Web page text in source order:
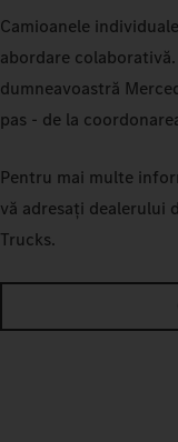
Camioanele
abordare
dumneavoastră
pas - de la
Pentru mai multe
vă adresați dealerului
Trucks.